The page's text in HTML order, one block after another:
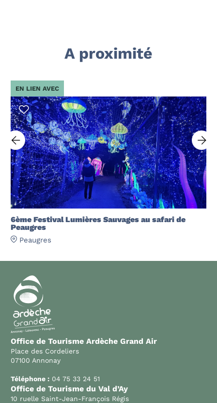
A proximité
6ème Festival Lumières Sauvages au safari de
Peaugres
Peaugres
EN LIEN AVEC
Office de Tourisme Ardèche Grand Air
Place des Cordeliers
07100 Annonay
Téléphone : 04 75 33 24 51
Office de Tourisme du Val d’Ay
10 ruelle Saint-Jean-François Régis